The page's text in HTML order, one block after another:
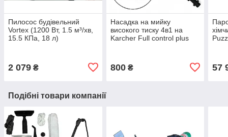
Пилосос будівельний
Vortex (1200 Вт, 1.5 м³/хв,
15.5 КПа, 18 л)
2 079 ₴
Насадка на мийку
високого тиску 4в1 на
Karcher Full control plus
800₴ 57
Подібні товари компанії